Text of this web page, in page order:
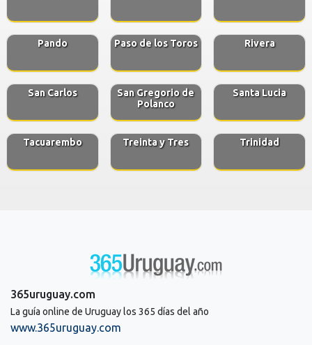
Pando Paso de los Toros Rivera
San Carlos
San Gregorio de
Polanco
Santa Lucia
Tacuarembo Treinta y Tres Trinidad
365uruguay.com
La guía online de Uruguay los 365 días del año
www.365uruguay.com